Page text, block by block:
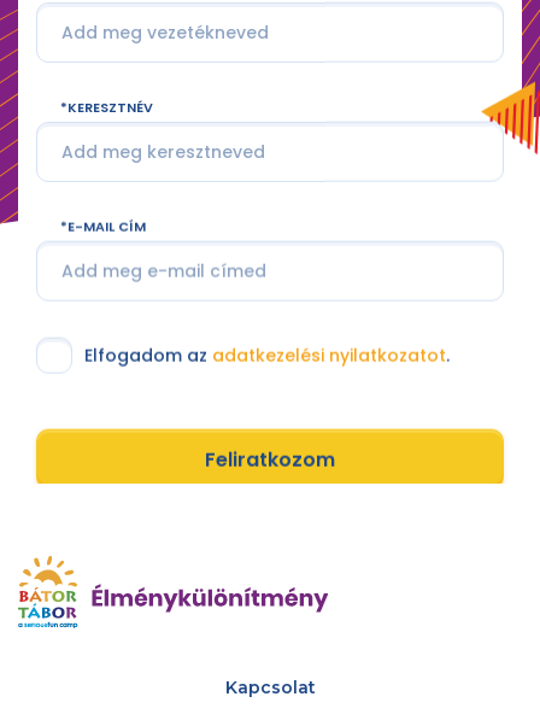
KERESZTNÉV
E-MAIL CÍM
Elfogadom az adatkezelési nyilatkozatot.
Feliratkozom
Kapcsolat